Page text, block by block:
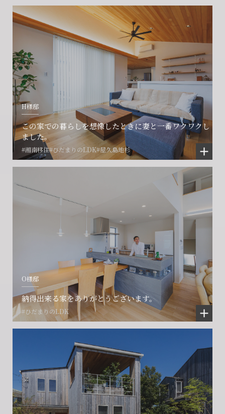
H様邸
この家での暮らしを想像したときに妻と一番ワクワクし
ました。
#湘南移住#ひだまりのLDK#屋久島地杉
O様邸
納得出来る家をありがとうございます。
#ひだまりのLDK
会社に関することや物件についての
ご相談はこちら
フォームからのお問い合わせ
CONTACT
お電話でのお問い合わせ
0466-24-2478
営業時間9:30~18:30 水曜定休
賃貸物件入居者様の
お困りごとのご相談はこちら
解約のお申し込み
CONTACT
プロコール24ご利用の方
0120-073-386
土地の活用・賃貸経営に関する
ご相談はこちら
フォームからのお問い合わせ
CONTACT
賃貸管理事業部へのお問い合わせ
0466-24-2478
営業時間9:30~18:30 水曜定休